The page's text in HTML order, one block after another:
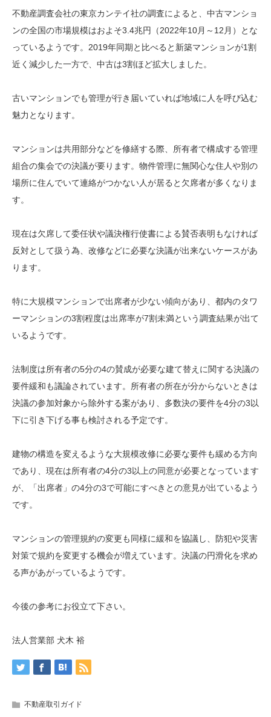
不動産調査会社の東京カンテイ社の調査によると、中古マンショ
ンの全国の市場規模はおよそ3.4兆円（2022年10月～12月）とな
っているようです。2019年同期と比べると新築マンションが1割
近く減少した一方で、中古は3割ほど拡大しました。
古いマンションでも管理が行き届いていれば地域に人を呼び込む
魅力となります。
マンションは共用部分などを修繕する際、所有者で構成する管理
組合の集会での決議が要ります。物件管理に無関心な住人や別の
場所に住んでいて連絡がつかない人が居ると欠席者が多くなりま
す。
現在は欠席して委任状や議決権行使書による賛否表明もなければ
反対として扱う為、改修などに必要な決議が出来ないケースがあ
ります。
特に大規模マンションで出席者が少ない傾向があり、都内のタワ
ーマンションの3割程度は出席率が7割未満という調査結果が出て
いるようです。
法制度は所有者の5分の4の賛成が必要な建て替えに関する決議の
要件緩和も議論されています。所有者の所在が分からないときは
決議の参加対象から除外する案があり、多数決の要件を4分の3以
下に引き下げる事も検討される予定です。
建物の構造を変えるような大規模改修に必要な要件も緩める方向
であり、現在は所有者の4分の3以上の同意が必要となっています
が、「出席者」の4分の3で可能にすべきとの意見が出ているよう
です。
マンションの管理規約の変更も同様に緩和を協議し、防犯や災害
対策で規約を変更する機会が増えています。決議の円滑化を求め
る声があがっているようです。
今後の参考にお役立て下さい。
法人営業部 犬木 裕
不動産取引ガイド